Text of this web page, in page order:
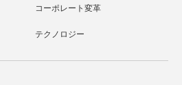
コーポレート変革
テクノロジー